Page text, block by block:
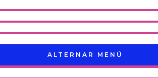
ALTERNAR MENÚ